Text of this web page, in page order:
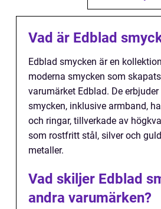
Vad är Edblad
Edblad smycken är en
moderna smycken som
varumärket Edblad. De
smycken, inklusive armband,
och ringar, tillverkade av
som rostfritt stål, silver och
metaller.
Vad skiljer Edblad
andra varumärken?